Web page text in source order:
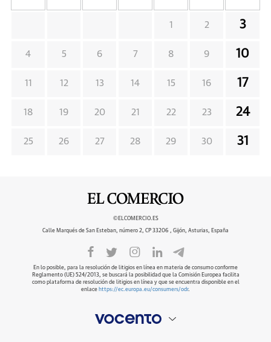
1 2 3
4 5 6 7 8 9 10
11 12 13 14 15 16 17
18 19 20 21 22 23 24
25 26 27 28 29 30 31
©ELCOMERCIO.ES
Calle Marqués de San Esteban, número 2, CP 33206 , Gijón, Asturias, España
En lo posible, para la resolución de litigios en línea en materia de consumo conforme
Reglamento (UE) 524/2013, se buscará la posibilidad que la Comisión Europea facilita
como plataforma de resolución de litigios en línea y que se encuentra disponible en el
enlace https://ec.europa.eu/consumers/odr.